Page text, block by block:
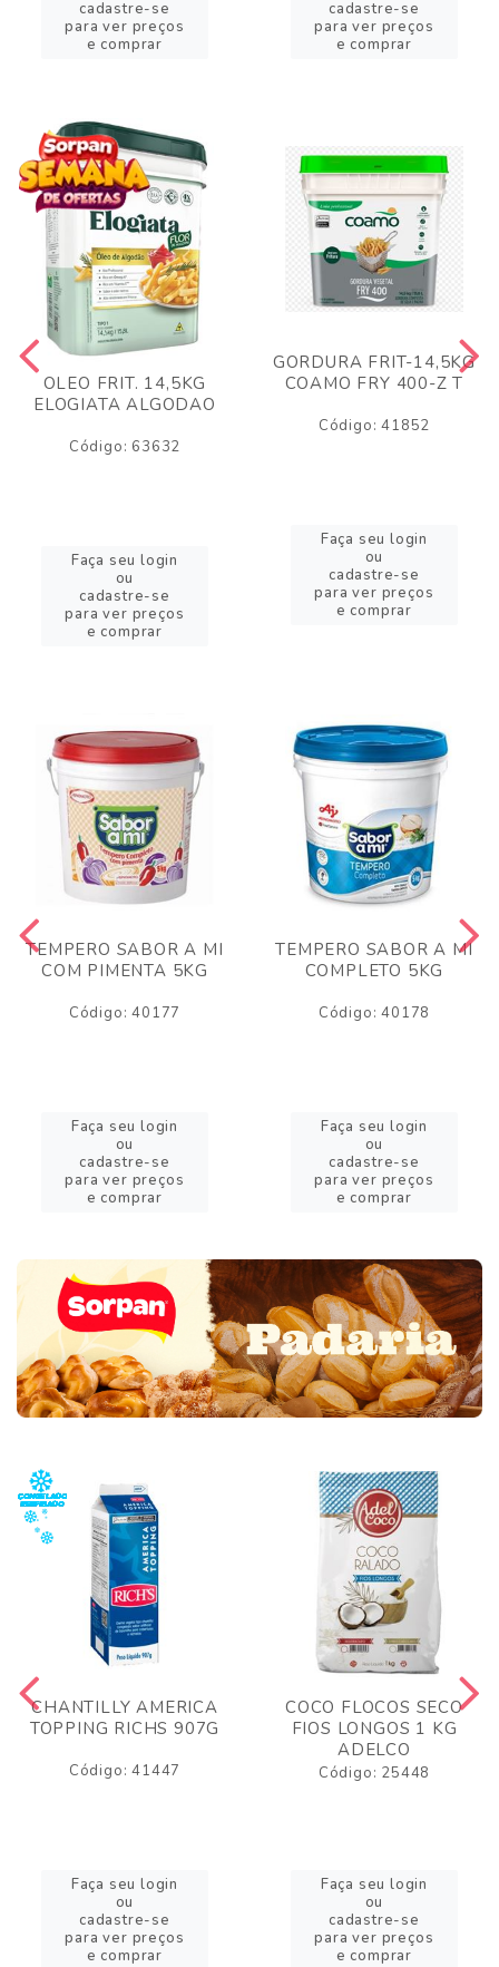
cadastre-se
para ver preços
e comprar
cadastre-se
para ver preços
e comprar
OLEO FRIT. 14,5KG
ELOGIATA ALGODAO
Código: 63632
Faça seu login
ou
cadastre-se
para ver preços
e comprar
GORDURA FRIT-14,5KG
COAMO FRY 400-Z T
Código: 41852
Faça seu login
ou
cadastre-se
para ver preços
e comprar
TEMPERO SABOR A MI
COM PIMENTA 5KG
Código: 40177
Faça seu login
ou
cadastre-se
para ver preços
e comprar
TEMPERO SABOR A MI
COMPLETO 5KG
Código: 40178
Faça seu login
ou
cadastre-se
para ver preços
e comprar
CHANTILLY AMERICA
TOPPING RICHS 907G
Código: 41447
Faça seu login
ou
cadastre-se
para ver preços
e comprar
COCO FLOCOS SECO
FIOS LONGOS 1 KG
ADELCO
Código: 25448
Faça seu login
ou
cadastre-se
para ver preços
e comprar